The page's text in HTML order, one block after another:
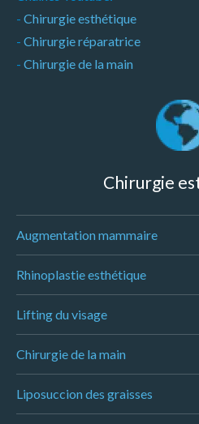
- Chirurgie esthétique
- Chirurgie réparatrice
- Chirurgie de la main
Chirurgie
Augmentation mammaire
Rhinoplastie esthétique
Lifting du visage
Chirurgie de la main
Liposuccion des graisses